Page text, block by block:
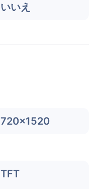
いいえ
720x1520
TFT